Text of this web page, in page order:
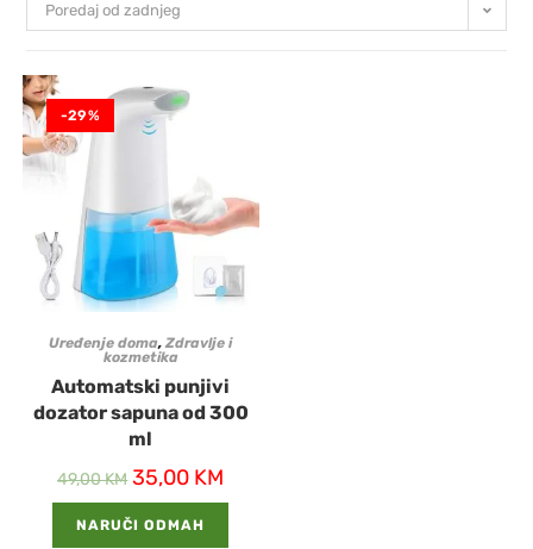
Poredaj od zadnjeg
-29%
Uređenje doma,Zdravlje i
kozmetika
Automatski punjivi
dozator sapuna od 300
ml
49,00KM 35,00 KM
NARUČI ODMAH